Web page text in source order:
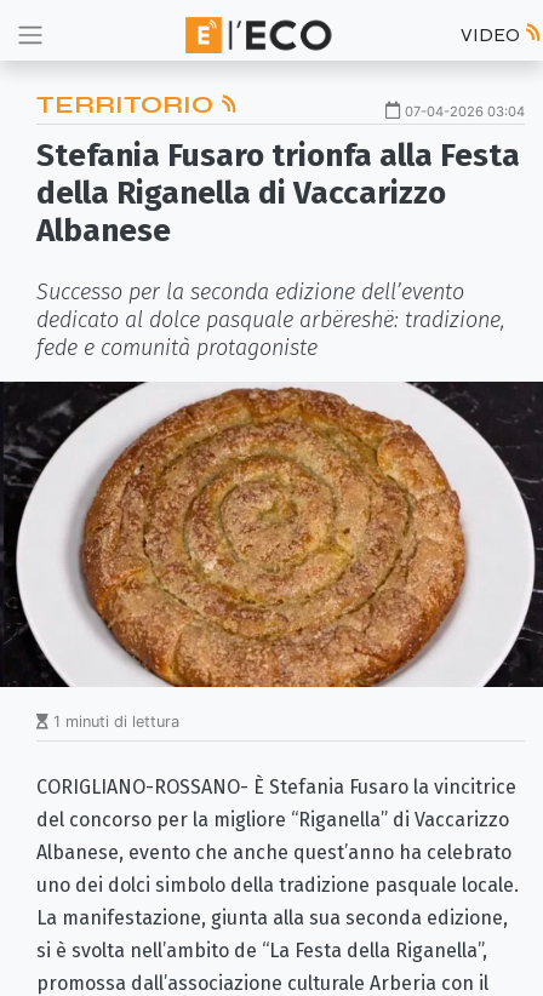
VIDEO
TERRITORIO 07-04-2026 03:04
Stefania Fusaro trionfa alla Festa
della Riganella di Vaccarizzo
Albanese
Successo per la seconda edizione dell’evento
dedicato al dolce pasquale arbëreshë: tradizione,
fede e comunità protagoniste
1 minuti di lettura
CORIGLIANO-ROSSANO- È Stefania Fusaro la vincitrice
del concorso per la migliore “Riganella” di Vaccarizzo
Albanese, evento che anche quest’anno ha celebrato
uno dei dolci simbolo della tradizione pasquale locale.
La manifestazione, giunta alla sua seconda edizione,
si è svolta nell’ambito de “La Festa della Riganella”,
promossa dall’associazione culturale Arberia con il